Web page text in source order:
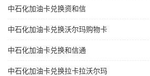
中石化加油卡兑换资和信
中石化加油卡兑换沃尔玛购物卡
中石化加油卡兑换和信通
中石化加油卡兑换拉卡拉沃尔玛